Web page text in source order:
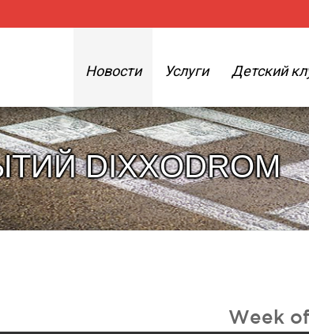
Новости Услуги Детский
DIXXODROM
Week